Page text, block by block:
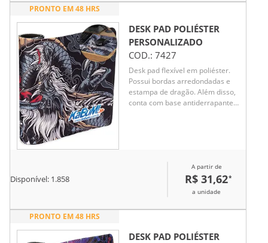
PRONTO EM 48 HRS
DESK PAD POLIÉSTER
PERSONALIZADO
COD.: 7427
Desk pad flexível em poliéster.
Possui bordas arredondadas e
estampa de dragão. Além disso,
conta com base antiderrapante
Disponível: 1.858
A partir de
R$ 31,62*
a unidade
PRONTO EM 48 HRS
DESK PAD POLIÉSTER